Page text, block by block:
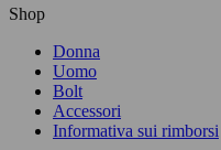
Shop
Donna
Uomo
Bolt
Accessori
Informativa sui rimborsi